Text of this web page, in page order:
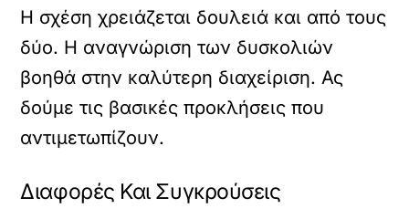
Η σχέση χρειάζεται δουλειά και από τους
δύο. Η αναγνώριση των δυσκολιών
βοηθά στην καλύτερη διαχείριση. Ας
δούμε τις βασικές προκλήσεις που
αντιμετωπίζουν.
Διαφορές Και Συγκρούσεις